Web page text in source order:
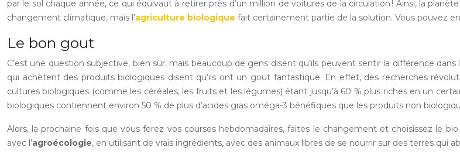
par le sol chaque année, ce qui équivaut à retirer près d’un million de voitures de la circulation ! Ainsi, la
changement climatique, mais l’agriculture biologique fait certainement partie de la solution. Vous pouvez
Le bon gout
C’est une question subjective, bien sûr, mais beaucoup de gens disent qu’ils peuvent sentir la différence
qui achètent des produits biologiques disent qu’ils ont un gout fantastique. En effet, des recherches
cultures biologiques (comme les céréales, les fruits et les légumes) étant jusqu’à 60 % plus riches en un
biologiques contiennent environ 50 % de plus d’acides gras oméga-3 bénéfiques que les produits non
Alors, la prochaine fois que vous ferez vos courses hebdomadaires, faites le changement et choisissez le
avec l’agroécologie, en utilisant de vrais ingrédients, avec des animaux libres de se nourrir sur des terres qui